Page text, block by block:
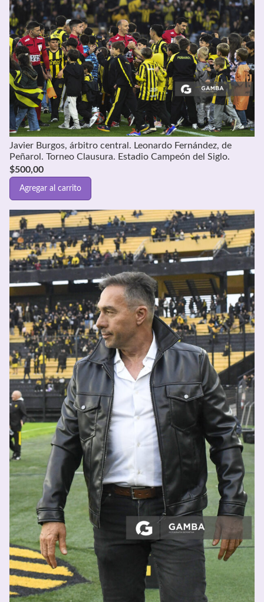
Javier Burgos, árbitro central. Leonardo Fernández, de
Peñarol. Torneo Clausura. Estadio Campeón del Siglo.
$500,00
Agregar al carrito